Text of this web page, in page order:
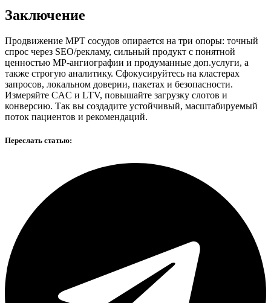
Заключение
Продвижение МРТ сосудов опирается на три опоры: точный
спрос через SEO/рекламу, сильный продукт с понятной
ценностью МР‑ангиографии и продуманные доп.услуги, а
также строгую аналитику. Сфокусируйтесь на кластерах
запросов, локальном доверии, пакетах и безопасности.
Измеряйте CAC и LTV, повышайте загрузку слотов и
конверсию. Так вы создадите устойчивый, масштабируемый
поток пациентов и рекомендаций.
Переслать статью: